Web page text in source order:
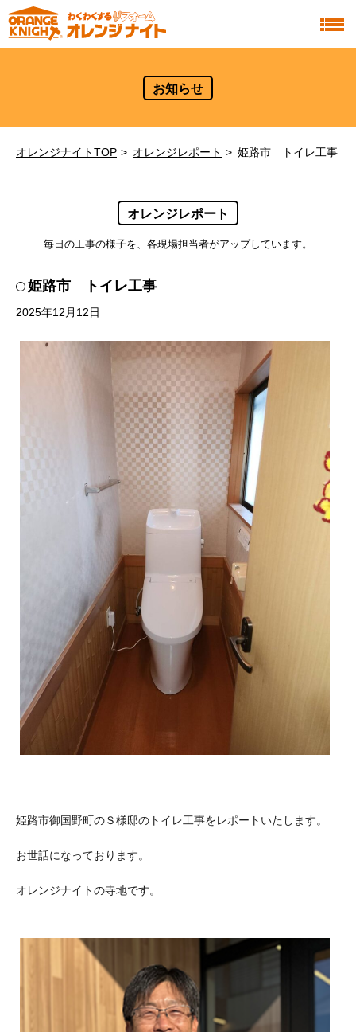
お知らせ
オレンジナイトTOP オレンジレポート 姫路市 トイレ工事
オレンジレポート
毎日の工事の様子を、各現場担当者がアップしています。
姫路市 トイレ工事
2025年12月12日
姫路市御国野町のＳ様邸のトイレ工事をレポートいたします。
お世話になっております。
オレンジナイトの寺地です。